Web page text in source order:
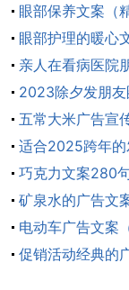
15.你是我
你，不能没你是
16.血液流遍
你，不远万里，
17.我愿意成
过的时候给予你
18.你问我在
眼部保养文案（
眼部护理的暖心
60句）
亲人在看病医院
文案（精选95句
2023除夕发朋
案五常大米广告宣
适合2025跨年的
暖心文案190句
巧克力文案280
矿泉水的广告文
220句）
电动车广告文案
句）
促销活动经典的